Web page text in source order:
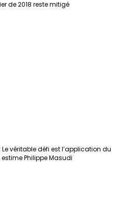
de 2018 reste mitigé
véritable défi est l’application du
estime Philippe Masudi